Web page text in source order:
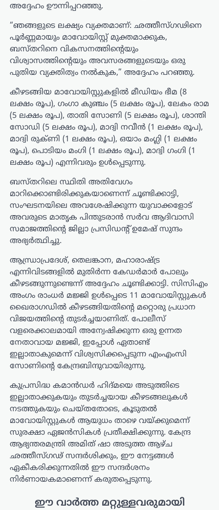
അദ്ദേഹം ഊന്നിപ്പറഞ്ഞു.
“ഞങ്ങളുടെ ലക്ഷ്യം വ്യക്തമാണ്: ഛത്തീസ്ഗഢിനെ
പൂർണ്ണമായും മാവോയിസ്റ്റ് മുക്തമാക്കുക,
ബസ്തറിനെ വികസനത്തിന്റെയും
വിശ്വാസത്തിന്റെയും അവസരങ്ങളുടെയും ഒരു
പുതിയ വ്യക്തിത്വം നൽകുക,” അദ്ദേഹം പറഞ്ഞു.
കീഴടങ്ങിയ മാവോയിസ്റ്റുകളിൽ മീഡിയം ഭീമ (8
ലക്ഷം രൂപ), ഗംഗാ കുഞ്ചം (5 ലക്ഷം രൂപ), ലേകം രാമ
(5 ലക്ഷം രൂപ), താതി സോണി (5 ലക്ഷം രൂപ), ശാന്തി
സോഡി (5 ലക്ഷം രൂപ), മാദ്വി നവീൻ (1 ലക്ഷം രൂപ),
മാദ്വി രുക്‌ണി (1 ലക്ഷം രൂപ), ഒയാം മംഗ്ലി (1 ലക്ഷം
രൂപ), പൊടിയം മംഗി (1 ലക്ഷം രൂപ), മാദ്വി ഗംഗി (1
ലക്ഷം രൂപ) എന്നിവരും ഉൾപ്പെടുന്നു.
ബസ്തറിലെ സ്ഥിതി അതിവേഗം
മാറിക്കൊണ്ടിരിക്കുകയാണെന്ന് ചൂണ്ടിക്കാട്ടി,
സംഘടനയിലെ അവശേഷിക്കുന്ന യുവാക്കളോട്
അവരുടെ മാതൃക പിന്തുടരാൻ സർവ ആദിവാസി
സമാജത്തിന്റെ ജില്ലാ പ്രസിഡന്റ് ഉമേഷ് സുന്ദം
അഭ്യർത്ഥിച്ചു.
ആന്ധ്രാപ്രദേശ്, തെലങ്കാന, മഹാരാഷ്ട്ര
എന്നിവിടങ്ങളിൽ മുതിർന്ന കേഡർമാർ പോലും
കീഴടങ്ങുന്നുണ്ടെന്ന് അദ്ദേഹം ചൂണ്ടിക്കാട്ടി. സിസിഎം
അംഗം രാംധർ മജ്ജി ഉൾപ്പെടെ 11 മാവോയിസ്റ്റുകൾ
ഖൈരാഗഡിൽ കീഴടങ്ങിയതിന്റെ മറ്റൊരു പ്രധാന
വിജയത്തിന്റെ തുടർച്ചയാണിത്. പോലീസ്
വളരെക്കാലമായി അന്വേഷിക്കുന്ന ഒരു ഉന്നത
നേതാവായ മജ്ജി, ഇപ്പോൾ ഏതാണ്ട്
ഇല്ലാതാകുമെന്ന് വിശ്വസിക്കപ്പെടുന്ന എംഎംസി
സോണിന്റെ കേന്ദ്രബിന്ദുവായിരുന്നു.
കുപ്രസിദ്ധ കമാൻഡർ ഹിദ്മയെ അടുത്തിടെ
ഇല്ലാതാക്കുകയും തുടർച്ചയായ കീഴടങ്ങലുകൾ
നടത്തുകയും ചെയ്തതോടെ, കൂടുതൽ
മാവോയിസ്റ്റുകൾ ആയുധം താഴെ വയ്ക്കുമെന്ന്
സുരക്ഷാ ഏജൻസികൾ പ്രതീക്ഷിക്കുന്നു. കേന്ദ്ര
ആഭ്യന്തരമന്ത്രി അമിത് ഷാ അടുത്ത ആഴ്ച
ഛത്തീസ്ഗഢ് സന്ദർശിക്കും, ഈ നേട്ടങ്ങൾ
ഏകീകരിക്കുന്നതിൽ ഈ സന്ദർശനം
നിർണായകമാണെന്ന് കരുതപ്പെടുന്നു.
ഈ വാർത്ത മറ്റുള്ളവരുമായി